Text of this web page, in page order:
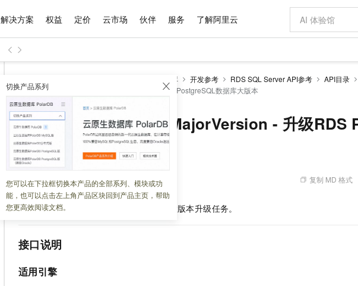
解决方案 权益 定价 云市场 伙伴 服务 了解阿里云
切换产品系列
您可以在下拉框切换本产品的全部系列、模块或功
能，也可以点击左上角产品区块回到产品主页，帮助
您更高效阅读文档。
RDS SQL Server数据库 开发参考 RDS SQL Server API参考
API目录
UpgradeDBInstanceMajorVersion - 升级RDS PostgreSQL数据库大版本
UpgradeDBInstanceMajorVersion - 升级RDS
数据库大版本
更新时间：2026-04-15 18:42:13 复制 MD 格式
该接口用于发起 实例大版本升级任务。
接口说明
适用引擎
大模型
大模型
文本生成
Qwen3.8-Max HOT
智能体时代全能旗舰模型 Kimi 最新旗舰模型，长程编程与推理利器
精选产品
大模型服务平台百炼
大模型服务与应用平台
千问大模型
多元化、高性能、安全可靠的大模型服务
无影云电脑
随时随地安全接入的云上超级电脑
云解析DNS
云原生大数据计算服务 MaxCompute
面向分析的企业级SaaS模式云数据仓库
域名与网站
对象存储 OSS
一站式AI开发、训练和推理服务
Qoder CN
云数据库
面向真实软件
精选解决方案
千问办公，解锁你的工作新方式
企业级Agent产品，直接交付可用成果
Agency Agents：拥有专属领域专家
多领域专家智能体,一键组建 AI 虚拟交付团队
HappyHorse 打造一站式影视创作平台
快速拥有专属 OpenClaw
睿译宝，AI翻译排版一步到位
GLM-5.2：长任务时代开源旗舰模型
自主进化，持久记忆，越用越聪明
Claude Code + GStack 打造工程团队
安装技能 GStack，拥有专属 AI 工程团队
即刻拥有
普惠上云
普惠上云 官方力荐
云服务器38元/年起，超值低价云产品抢先购
官方推荐返现计划
推荐新用户得奖励，单订单最高返9万
云工开物
高校专属算力普惠，学生认证享300元代金券
免费试用
解决方案免费试用 新老同享
最高领取价值200元试用点，立即开启云上创新
AI 产品 免费试用
AI 特惠
智启 AI 普惠权益
阿里云 OPC 创新助力计划
至高百万元 Token 补贴，加速一人公司成长
Qwen3.8-Max 首发尝鲜，限时加量 10 倍，夜间低至2折
千问办公，限时限量积分加倍
你的AI工作搭子，覆盖日常办公高频场景
AI 场景体
AI 电商营销
图文、视频一
产品定价
了解云产品的定价详情
云上成本管理
管理和优化成本
价格计算器
自助选配和估算价格
价格优势
推动算力普惠，释放技术红利
配置报价
精选商城
网站建设
多端小程序
Salesforce 国际版订阅
友盟天域
观测云
Tuya 物联网平台阿里云版
电子合同
数据与 API
数据集
身份实名认证
短信
OCR 文字识别
发票查验
基础软件
CentOS
JAVA
成为销售伙伴
分销伙伴
咨询伙伴
销售伙伴合作计划
Salesforce On Alibaba Cloud
Consulting Partner 合作计划
AI 大模型销售与服务生态合作计划
成为产品伙伴
产品生态集成认证中心
产品生态伙伴工作台
产品伙伴
云存储合作
云网络合作
售前咨询
在线服务
售后服务
自助服务
工单服务
短信专区
企业增值服务
企业支持计划
企业增值服务台
服务实践
创新中心
阿里云认证
训练营
为什么选择阿里云
什么是云计算
技术领先
稳定可靠
安全合规
分析师报告
研究报告与白皮书
云开发大赛
最佳实践
云上春晚
云栖战略参考
云上的中国
金融模力时刻
市场活动
云栖大会